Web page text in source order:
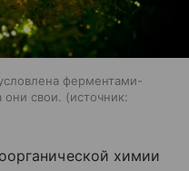
ферментами-
они свои.
источник:
химии